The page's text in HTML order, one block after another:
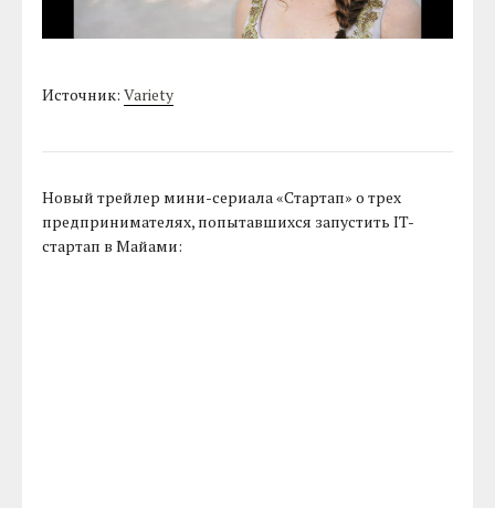
Источник:Variety
Новый трейлер мини-сериала «Стартап» о трех
предпринимателях, попытавшихся запустить IT-
стартап в Майами: